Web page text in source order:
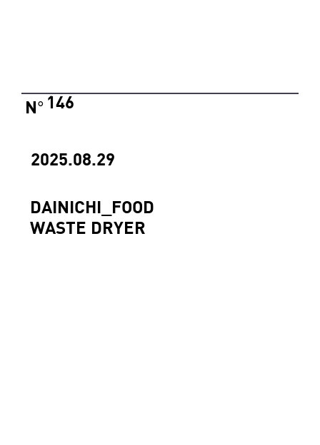
2025.08.29
DAINICHI_FOOD
WASTE DRYER
146
N°